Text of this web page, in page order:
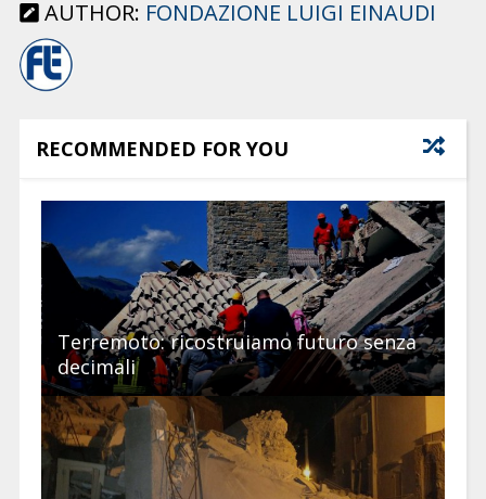
AUTHOR: FONDAZIONE LUIGI EINAUDI
RECOMMENDED FOR YOU
Terremoto: ricostruiamo futuro senza
decimali